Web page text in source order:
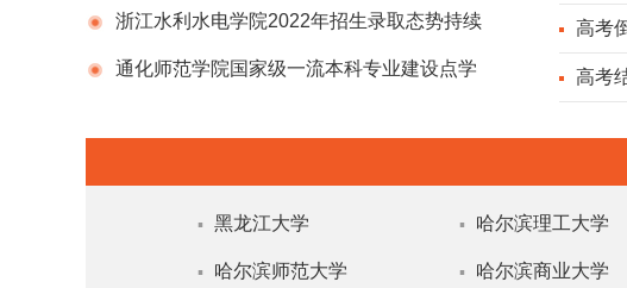
稳中有升
浙江水利水电学院2022年招生录取态势持续
向好、生源质量稳中有升
通化师范学院国家级一流本科专业建设点学
高考
高考
▪ 黑龙江大学 ▪ 哈尔滨理工大学
▪ 哈尔滨师范大学 ▪ 哈尔滨商业大学